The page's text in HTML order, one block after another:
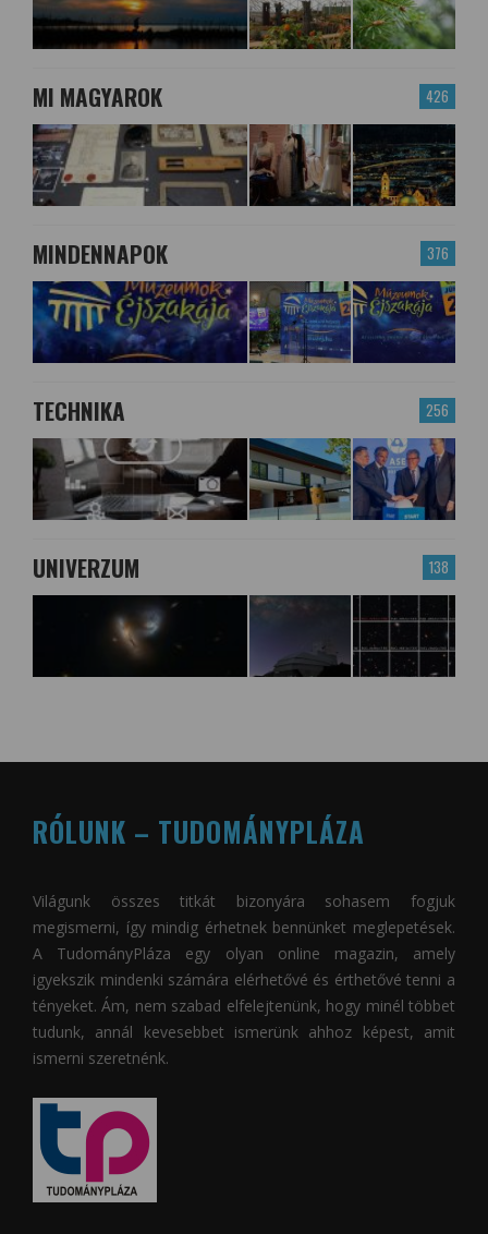
426
MI MAGYAROK
376
MINDENNAPOK
256
TECHNIKA
138
UNIVERZUM
RÓLUNK – TUDOMÁNYPLÁZA
Világunk összes titkát bizonyára sohasem fogjuk
megismerni, így mindig érhetnek bennünket meglepetések.
A TudományPláza egy olyan online magazin, amely
igyekszik mindenki számára elérhetővé és érthetővé tenni a
tényeket. Ám, nem szabad elfelejtenünk, hogy minél többet
tudunk, annál kevesebbet ismerünk ahhoz képest, amit
ismerni szeretnénk.